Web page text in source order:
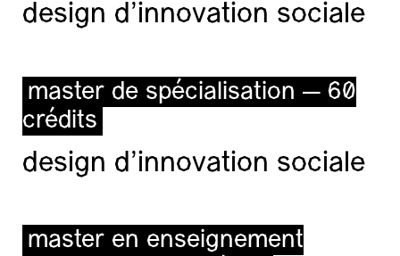
design d'innovation sociale
master de spécialisation — 60
crédits
design d'innovation sociale
master en enseignement